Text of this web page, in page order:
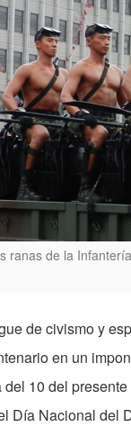
ranas de la
de civismo y
en un
10 del presente
Día Nacional del